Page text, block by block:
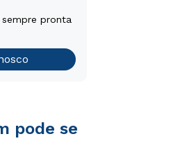
graduação
pronta
pode se